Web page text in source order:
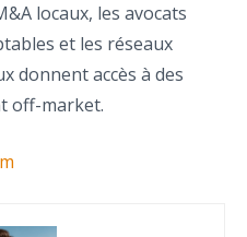
locaux, les avocats
et les réseaux
donnent accès à des
off-market.